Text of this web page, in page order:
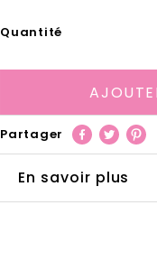
Quantité
Partager
En savoir plus
Voir les images